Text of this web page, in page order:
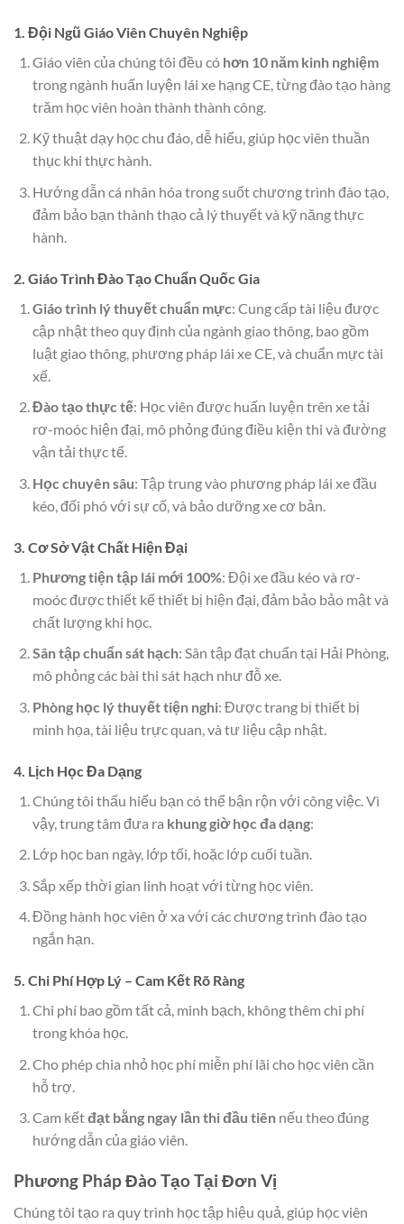
1. Đội Ngũ Giáo Viên Chuyên Nghiệp
Giáo viên của chúng tôi đều có hơn 10 năm kinh nghiệm
trong ngành huấn luyện lái xe hạng CE, từng đào tạo hàng
trăm học viên hoàn thành thành công.
Kỹ thuật dạy học chu đáo, dễ hiểu, giúp học viên thuần
thục khi thực hành.
Hướng dẫn cá nhân hóa trong suốt chương trình đào tạo,
đảm bảo bạn thành thạo cả lý thuyết và kỹ năng thực
hành.
2. Giáo Trình Đào Tạo Chuẩn Quốc Gia
Giáo trình lý thuyết chuẩn mực: Cung cấp tài liệu được
cập nhật theo quy định của ngành giao thông, bao gồm
luật giao thông, phương pháp lái xe CE, và chuẩn mực tài
xế.
Đào tạo thực tế: Học viên được huấn luyện trên xe tải
rơ-moóc hiện đại, mô phỏng đúng điều kiện thi và đường
vận tải thực tế.
Học chuyên sâu: Tập trung vào phương pháp lái xe đầu
kéo, đối phó với sự cố, và bảo dưỡng xe cơ bản.
3. Cơ Sở Vật Chất Hiện Đại
Phương tiện tập lái mới 100%: Đội xe đầu kéo và rơ-
moóc được thiết kế thiết bị hiện đại, đảm bảo bảo mật và
chất lượng khi học.
Sân tập chuẩn sát hạch: Sân tập đạt chuẩn tại Hải Phòng,
mô phỏng các bài thi sát hạch như đỗ xe.
Phòng học lý thuyết tiện nghi: Được trang bị thiết bị
minh họa, tài liệu trực quan, và tư liệu cập nhật.
4. Lịch Học Đa Dạng
Chúng tôi thấu hiểu bạn có thể bận rộn với công việc. Vì
vậy, trung tâm đưa ra khung giờ học đa dạng:
Lớp học ban ngày, lớp tối, hoặc lớp cuối tuần.
Sắp xếp thời gian linh hoạt với từng học viên.
Đồng hành học viên ở xa với các chương trình đào tạo
ngắn hạn.
5. Chi Phí Hợp Lý – Cam Kết Rõ Ràng
Chi phí bao gồm tất cả, minh bạch, không thêm chi phí
trong khóa học.
Cho phép chia nhỏ học phí miễn phí lãi cho học viên cần
hỗ trợ.
Cam kếtđạt bằng ngay lần thi đầu tiênnếu theo đúng
hướng dẫn của giáo viên.
Phương Pháp Đào Tạo Tại Đơn Vị
Chúng tôi tạo ra quy trình học tập hiệu quả, giúp học viên